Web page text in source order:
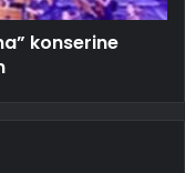
konserine